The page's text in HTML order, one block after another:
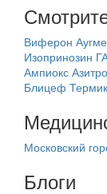
Виферон
Изопринозин
Ампиокс
Блицеф
Московский
Блоги